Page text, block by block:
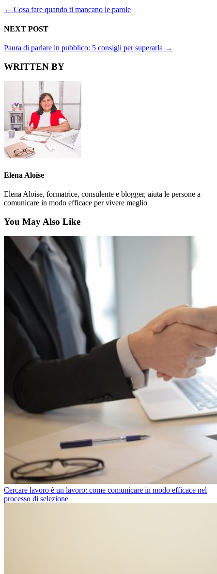
← Cosa fare quando ti mancano le parole
NEXT POST
Paura di parlare in pubblico: 5 consigli per superarla →
WRITTEN BY
Elena Aloise
Elena Aloise, formatrice, consulente e blogger, aiuta le persone a
comunicare in modo efficace per vivere meglio
You May Also Like
Cercare lavoro è un lavoro: come comunicare in modo efficace nel
processo di selezione